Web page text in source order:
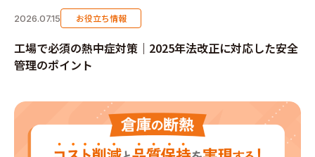
2026.07.15 お役立ち情報
工場で必須の熱中症対策｜2025年法改正に対応した安全
管理のポイント